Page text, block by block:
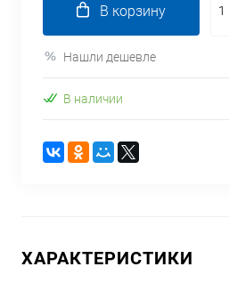
В корзину
Нашли дешевле
В наличии
ХАРАКТЕРИСТИКИ